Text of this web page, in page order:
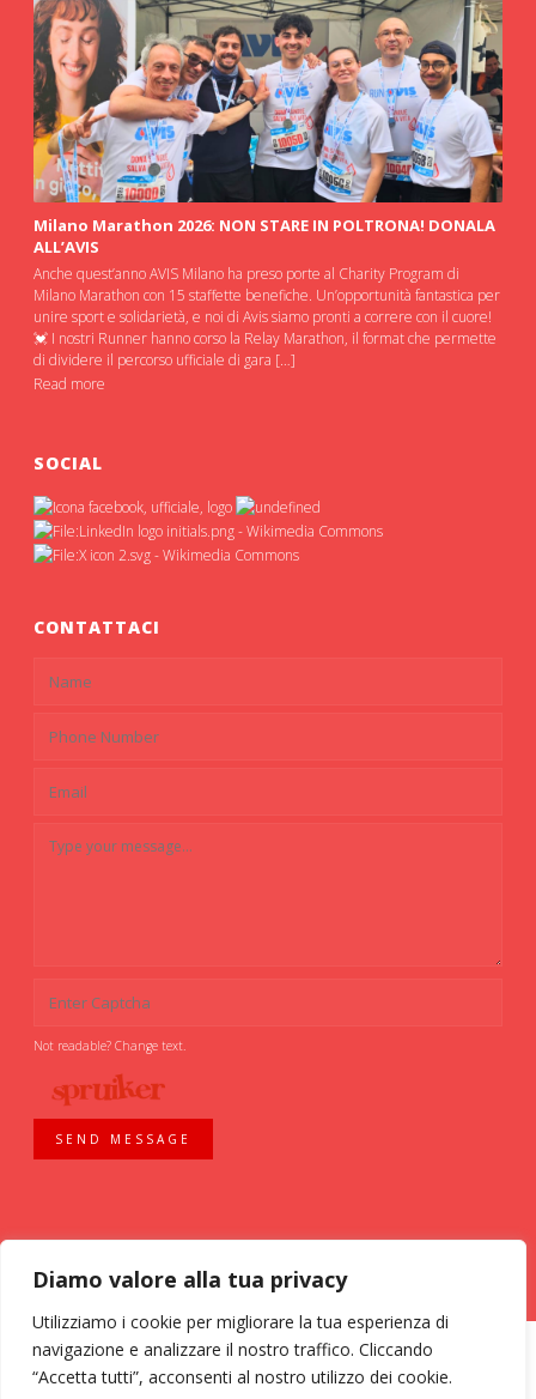
Diamo valore alla tua privacy
Utilizziamo i cookie per migliorare la tua esperienza di
navigazione e analizzare il nostro traffico. Cliccando
“Accetta tutti”, acconsenti al nostro utilizzo dei cookie.
Milano Marathon 2026: NON STARE IN POLTRONA! DONALA
ALL’AVIS
Anche quest’anno AVIS Milano ha preso porte al Charity Program di
Milano Marathon con 15 staffette benefiche. Un’opportunità fantastica per
unire sport e solidarietà, e noi di Avis siamo pronti a correre con il cuore!
💓 I nostri Runner hanno corso la Relay Marathon, il format che permette
di dividere il percorso ufficiale di gara […]
Read more
SOCIAL
CONTATTACI
Not readable? Change text.
SEND MESSAGE